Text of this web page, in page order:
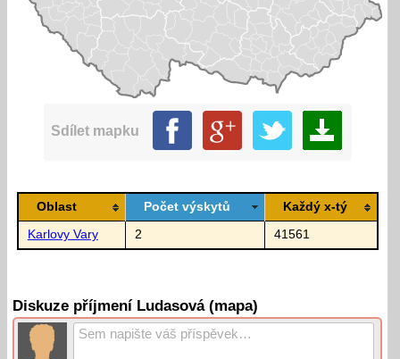
Sdílet mapku
Oblast Počet výskytů Každý x-tý
Karlovy Vary 2 41561
Diskuze příjmení Ludasová (mapa)